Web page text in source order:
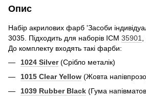
Опис
Набір акрилових фарб 'Засоби
3035. Підходить для наборів ICM 35901
До комплекту входять такі фарби:
1024 Silver(Срібло металік)
1015 Clear Yellow (Жовта
1039 Rubber Black (Гума